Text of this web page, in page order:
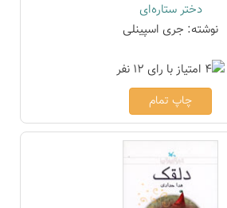
دختر ستاره‌ای
نوشته: جری اسپینلی
چاپ تمام